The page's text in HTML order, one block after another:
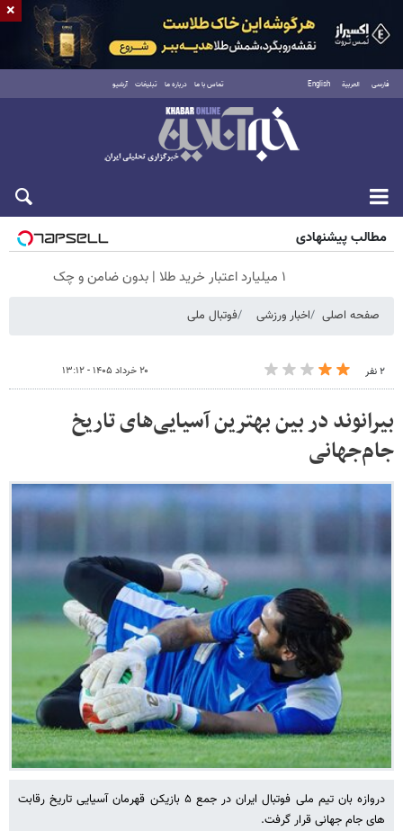
فارسی العربية English تماس با ما درباره ما تبلیغات آرشیو
جمعه ۱۶ مرداد ۱۴۰۵
مطالب پیشنهادی
۱ میلیارد اعتبار خرید طلا | بدون ضامن و چک
صفحه اصلی اخبار ورزشی فوتبال ملی
۲ نفر ۲۰ خرداد ۱۴۰۵ - ۱۳:۱۲
بیرانوند در بین بهترین آسیایی‌های تاریخ
جام‌جهانی
دروازه بان تیم ملی فوتبال ایران در جمع ۵ بازیکن قهرمان آسیایی تاریخ رقابت
های جام جهانی قرار گرفت.
×